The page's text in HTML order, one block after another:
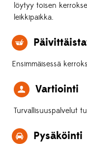
löytyy toisen
leikkipaikka.
Ensimmäisessä
Vartiointi
Turvallisuuspalvelut
Pysäköinti